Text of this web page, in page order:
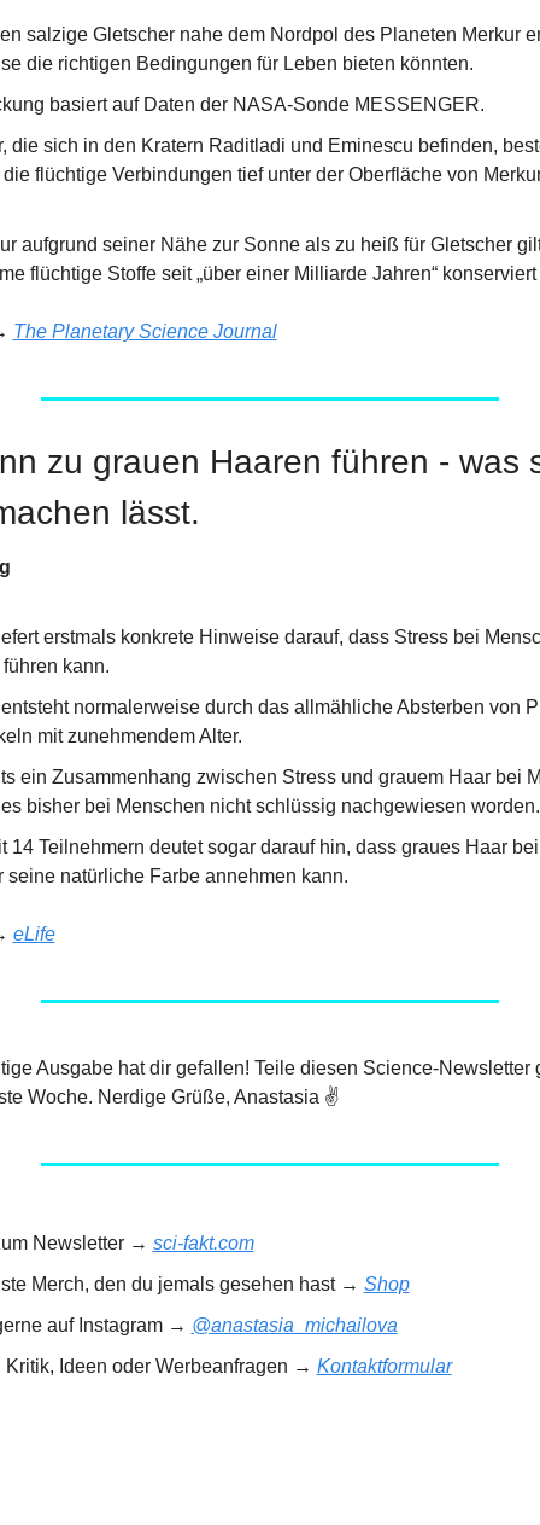
salzige Gletscher nahe dem Nordpol des Planeten Merkur
die richtigen Bedingungen für Leben bieten könnten.
basiert auf Daten der NASA-Sonde MESSENGER.
die sich in den Kratern Raditladi und Eminescu befinden,
flüchtige Verbindungen tief unter der Oberfläche von
aufgrund seiner Nähe zur Sonne als zu heiß für Gletscher
flüchtige Stoffe seit „über einer Milliarde Jahren“
The Planetary Science Journal
zu grauen Haaren führen - was
lässt.
erstmals konkrete Hinweise darauf, dass Stress bei
kann.
normalerweise durch das allmähliche Absterben von
mit zunehmendem Alter.
ein Zusammenhang zwischen Stress und grauem Haar bei
bisher bei Menschen nicht schlüssig nachgewiesen worden.
14 Teilnehmern deutet sogar darauf hin, dass graues Haar
seine natürliche Farbe annehmen kann.
eLife
Ausgabe hat dir gefallen! Teile diesen Science-Newsletter
Woche. Nerdige Grüße, Anastasia ✌️
Newsletter → sci-fakt.com
Merch, den du jemals gesehen hast → Shop
auf Instagram → @anastasia_michailova
Ideen oder Werbeanfragen → Kontaktformular